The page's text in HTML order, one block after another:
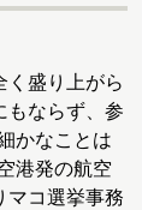
盛り上がら
もならず、参
かなことは
港発の航空
マコ選挙事務